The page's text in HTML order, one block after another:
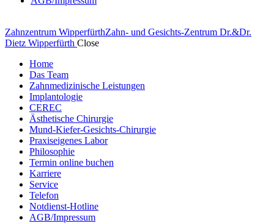
Zahnzentrum WipperfürthZahn- und Gesichts-Zentrum Dr.&Dr.
Dietz Wipperfürth Close
Home
Das Team
Zahnmedizinische Leistungen
Implantologie
CEREC
Ästhetische Chirurgie
Mund-Kiefer-Gesichts-Chirurgie
Praxiseigenes Labor
Philosophie
Termin online buchen
Karriere
Service
Telefon
Notdienst-Hotline
AGB/Impressum